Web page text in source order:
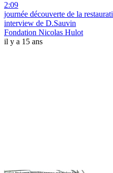
2:09
journée découverte de la
interview de D.Sauvin
Fondation Nicolas Hulot
il y a 15 ans